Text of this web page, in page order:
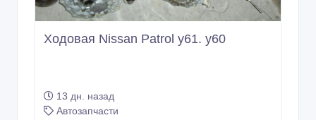
Ходовая Nissan Patrol y61. y60
13 дн. назад
Автозапчасти